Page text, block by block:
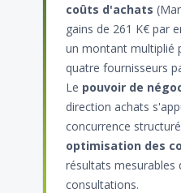
coûts d'achats
gains de 261 K€ par
un montant multiplié
quatre fournisseurs
Le pouvoir de
direction achats
concurrence
optimisation des
résultats mesurables
consultations.